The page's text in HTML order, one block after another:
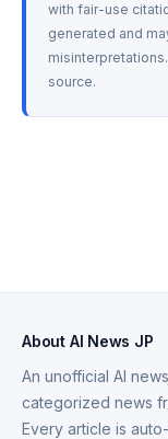
with fair-use
generated and
source.
About AI News JP
An unofficial AI
categorized news
Every article is